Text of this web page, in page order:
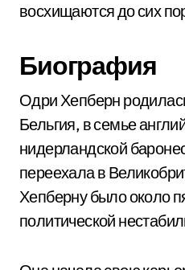
восхищаются до сих
Биография
Одри Хепберн
Бельгия, в семье
нидерландской
переехала в
Хепберну было около
политической